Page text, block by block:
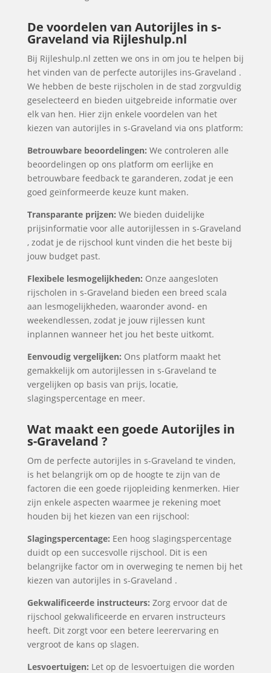
De voordelen van Autorijles in s-
Graveland via Rijleshulp.nl
Bij Rijleshulp.nl zetten we ons in om jou te helpen bij
het vinden van de perfecte autorijles ins-Graveland .
We hebben de beste rijscholen in de stad zorgvuldig
geselecteerd en bieden uitgebreide informatie over
elk van hen. Hier zijn enkele voordelen van het
kiezen van autorijles in s-Graveland via ons platform:
Betrouwbare beoordelingen: We controleren alle
beoordelingen op ons platform om eerlijke en
betrouwbare feedback te garanderen, zodat je een
goed geïnformeerde keuze kunt maken.
Transparante prijzen: We bieden duidelijke
prijsinformatie voor alle autorijlessen in s-Graveland
, zodat je de rijschool kunt vinden die het beste bij
jouw budget past.
Flexibele lesmogelijkheden: Onze aangesloten
rijscholen in s-Graveland bieden een breed scala
aan lesmogelijkheden, waaronder avond- en
weekendlessen, zodat je jouw rijlessen kunt
inplannen wanneer het jou het beste uitkomt.
Eenvoudig vergelijken: Ons platform maakt het
gemakkelijk om autorijlessen in s-Graveland te
vergelijken op basis van prijs, locatie,
slagingspercentage en meer.
Wat maakt een goede Autorijles in
s-Graveland ?
Om de perfecte autorijles in s-Graveland te vinden,
is het belangrijk om op de hoogte te zijn van de
factoren die een goede rijopleiding kenmerken. Hier
zijn enkele aspecten waarmee je rekening moet
houden bij het kiezen van een rijschool:
Slagingspercentage: Een hoog slagingspercentage
duidt op een succesvolle rijschool. Dit is een
belangrijke factor om in overweging te nemen bij het
kiezen van autorijles in s-Graveland .
Gekwalificeerde instructeurs: Zorg ervoor dat de
rijschool gekwalificeerde en ervaren instructeurs
heeft. Dit zorgt voor een betere leerervaring en
vergroot de kans op slagen.
Lesvoertuigen: Let op de lesvoertuigen die worden